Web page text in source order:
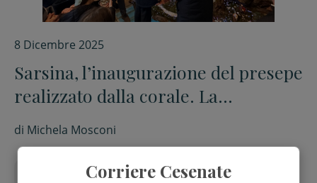
8 Dicembre 2025
Sarsina, l’inaugurazione del presepe
realizzato dalla corale. La
benedizione del vescovo
di Michela Mosconi
antonio crocianiCorriere Cesenate